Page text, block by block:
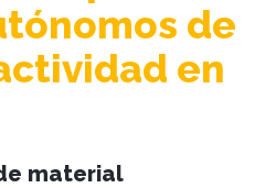
de
en
material